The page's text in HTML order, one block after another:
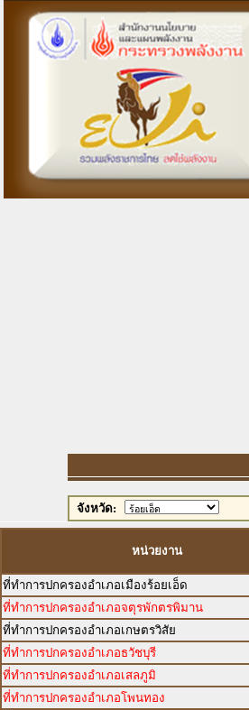
จังหวัด:
หน่วยงาน
ที่ทำการปกครองอำเภอเมืองร้อยเอ็ด
ที่ทำการปกครองอำเภอจตุรพักตรพิมาน
ที่ทำการปกครองอำเภอเกษตรวิสัย
ที่ทำการปกครองอำเภอธวัชบุรี
ที่ทำการปกครองอำเภอเสลภูมิ
ที่ทำการปกครองอำเภอโพนทอง